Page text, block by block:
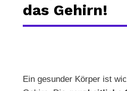
das Gehirn!
Ein gesunder Körper ist